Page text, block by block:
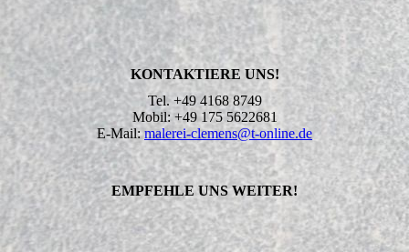
KONTAKTIERE UNS!
Tel. +49 4168 8749
Mobil: +49 175 5622681
E-Mail:malerei-clemens@t-online.de
EMPFEHLE UNS WEITER!